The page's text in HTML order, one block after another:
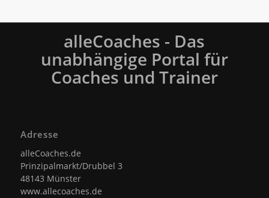
alleCoaches - Das
unabhängige Portal für
Coaches und Trainer
Adresse
alleCoaches.de
Prinzipalmarkt/Drubbel 3
48143 Münster
www.allecoaches.de